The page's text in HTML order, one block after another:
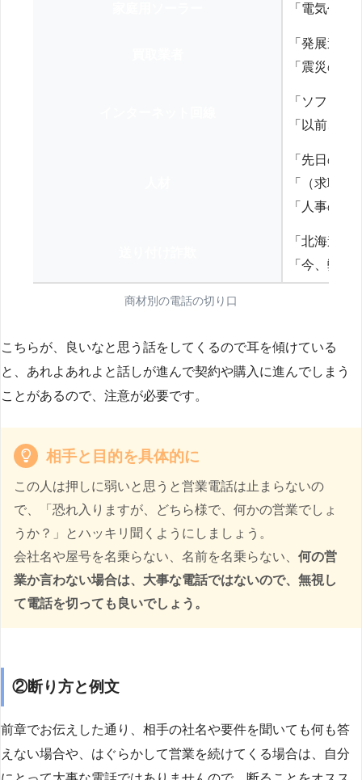
「電気代を
「発展途
「震災の
「ソフト
「以前、
「先日の
「（求職
「人事の方
「北海道
「今、弊
商材別の電話の切り口
こちらが、良いなと思う話をしてくるので耳を傾けている
と、あれよあれよと話しが進んで契約や購入に進んでしまう
ことがあるので、注意が必要です。
相手と目的を具体的に
この人は押しに弱いと思うと営業電話は止まらないの
で、「恐れ入りますが、どちら様で、何かの営業でしょ
うか？」とハッキリ聞くようにしましょう。
会社名や屋号を名乗らない、名前を名乗らない、 何の営
業か言わない場合は、大事な電話ではないので、無視し
て電話を切っても良いでしょう。
②断り方と例文
前章でお伝えした通り、相手の社名や要件を聞いても何も答
えない場合や、はぐらかして営業を続けてくる場合は、自分